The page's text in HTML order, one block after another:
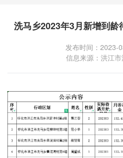
洗马乡2023年3月新增到
发布时间：2023-
信息来源：洪江